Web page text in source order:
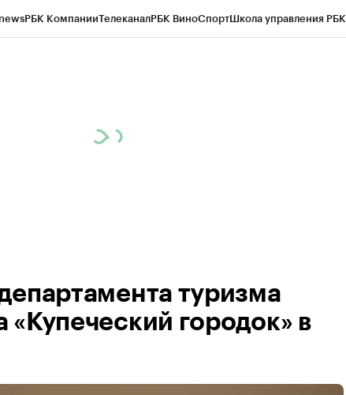
РБК КомпанииТелеканалРБК ВиноСпортШкола управления РБК
туризма
«Купеческий городок» в